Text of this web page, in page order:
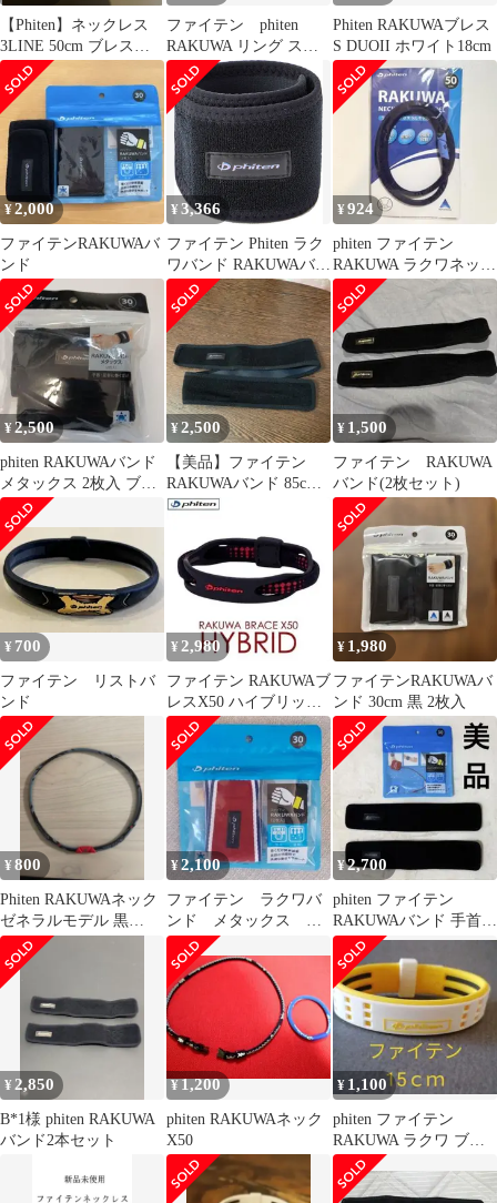
【Phiten】ネックレス
3LINE 50cm ブレス
19cmおまけ付き
ファイテン phiten
RAKUWA リング スラ
ッシュ
Phiten RAKUWAブレス
S DUOII ホワイト18cm
¥2,000
ファイテンRAKUWAバ
ンド
¥3,366
ファイテン Phiten ラク
ワバンド RAKUWAバン
ド 2枚入 メタックス ブ
ラック 30cm サポータ
ー 手首 足首 吸汗速乾
スポーツ デスクワーク
立ち仕事 家事 薄手
TB202000 ブラック
¥924
phiten ファイテン
RAKUWA ラクワネック
ゼネラルモデル 50cm
¥2,500
phiten RAKUWAバンド
メタックス 2枚入 ブラ
ック
¥2,500
【美品】ファイテン
RAKUWAバンド 85cm
ブラック サポーター
¥ 1,500
ファイテン RAKUWA
バンド(2枚セット)
¥ 700
ファイテン リストバ
ンド
¥ 2,980
ファイテン RAKUWAブ
レスX50 ハイブリッド
19cm
¥ 1,980
ファイテンRAKUWAバ
ンド 30cm 黒 2枚入
¥800
Phiten RAKUWAネック
ゼネラルモデル 黒
50cm
¥2,100
ファイテン ラクワバ
ンド メタックス 手
首足首用 30cm 1枚
入り
¥2,700
phiten ファイテン
RAKUWAバンド 手首
足首 2枚入
¥ 2,850
B*1様 phiten RAKUWA
バンド2本セット
¥1,200
phiten RAKUWAネック
X50
¥ 1,100
phiten ファイテン
RAKUWA ラクワ ブレ
スレット ブレス S DUO